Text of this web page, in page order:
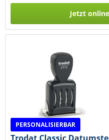
Jetzt
PERSONALISIERBAR